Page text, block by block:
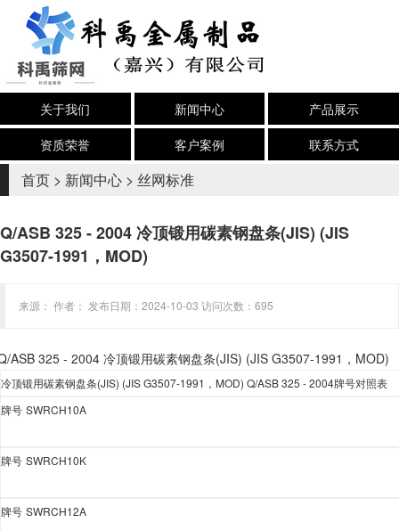
关于我们 新闻中心
产品展示
资质荣誉
客户案例 联系方式
首页 > 新闻中心 > 丝网标准
Q/ASB 325 - 2004 冷顶锻用碳素钢盘条(JIS) (JIS
G3507-1991，MOD)
来源： 作者： 发布日期：2024-10-03 访问次数：695
ASB 325 - 2004 冷顶锻用碳素钢盘条(JIS) (JIS G3507-1991，MOD)
冷顶锻用碳素钢盘条(JIS) (JIS G3507-1991，MOD) Q/ASB 325 - 2004牌号对照表
牌号 SWRCH10A
牌号 SWRCH10K
牌号 SWRCH12A